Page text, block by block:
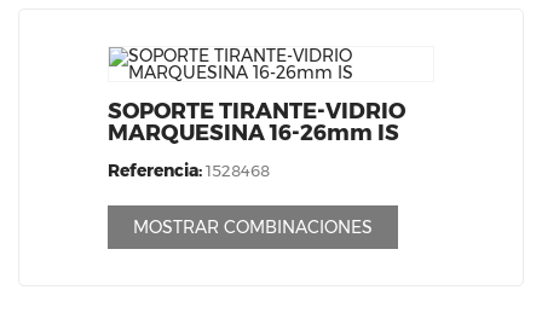
SOPORTE TIRANTE-VIDRIO
MARQUESINA 16-26mm IS
Referencia:1528468
MOSTRAR COMBINACIONES